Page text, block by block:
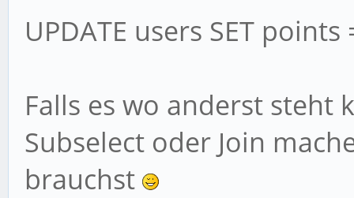
UPDATE users SET
Falls es wo anderst steht
Subselect oder Join
brauchst